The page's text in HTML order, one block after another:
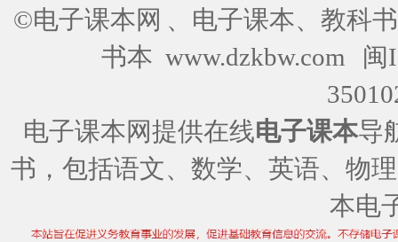
©电子课本网 、电子课本、教科
书本 www.dzkbw.com
闽
电子课本网提供在线电子课本导
书，包括语文、数学、英语、物
本电